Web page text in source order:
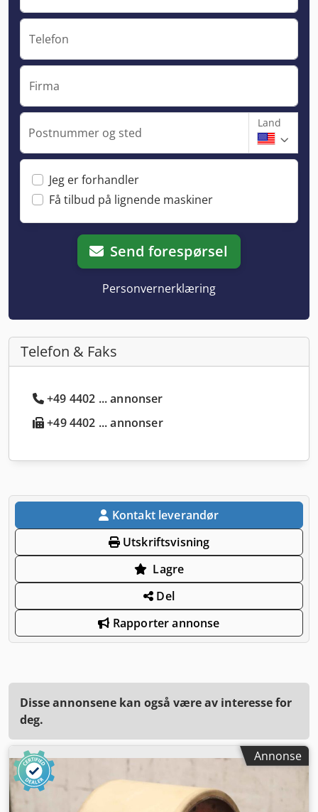
Telefon
Firma
Postnummer og sted
Land
Jeg er forhandler
Få tilbud på lignende maskiner
Send forespørsel
Personvernerklæring
Telefon & Faks
+49 4402 ... annonser
+49 4402 ... annonser
Kontakt leverandør
Utskriftsvisning
Lagre
Del
Rapporter annonse
Disse annonsene kan også være av interesse for
deg.
Annonse